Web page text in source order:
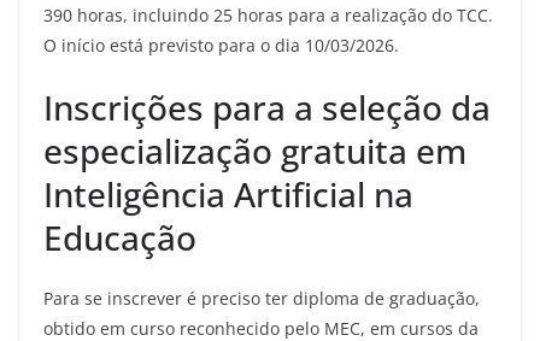
390 horas, incluindo 25 horas para a realização do TCC.
O início está previsto para o dia 10/03/2026.
Inscrições para a seleção da
especialização gratuita em
Inteligência Artificial na
Educação
Para se inscrever é preciso ter diploma de graduação,
obtido em curso reconhecido pelo MEC, em cursos da